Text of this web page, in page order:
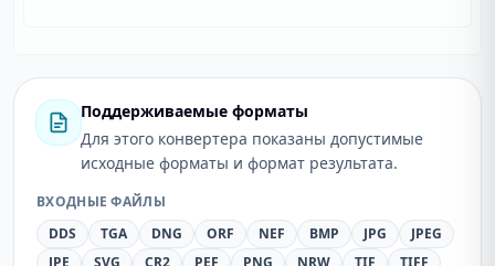
Поддерживаемые форматы
Для этого конвертера показаны допустимые
исходные форматы и формат результата.
ВХОДНЫЕ ФАЙЛЫ
DDS
TGA DNG ORF NEF BMP JPG
JPEG
JPE
SVG CR2 PEF PNG NRW TIF
TIFF